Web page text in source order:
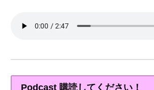
Podcast 購読してください！